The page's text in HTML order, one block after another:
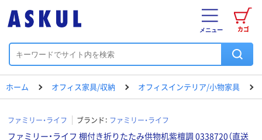
カゴ
メニュー
ホーム オフィス家具/収納 オフィスインテリア/小物家具
ファミリー・ライフ ブランド： ファミリー・ライフ
ファミリー・ライフ 棚付き折りたたみ供物机紫檀調 0338720（直送